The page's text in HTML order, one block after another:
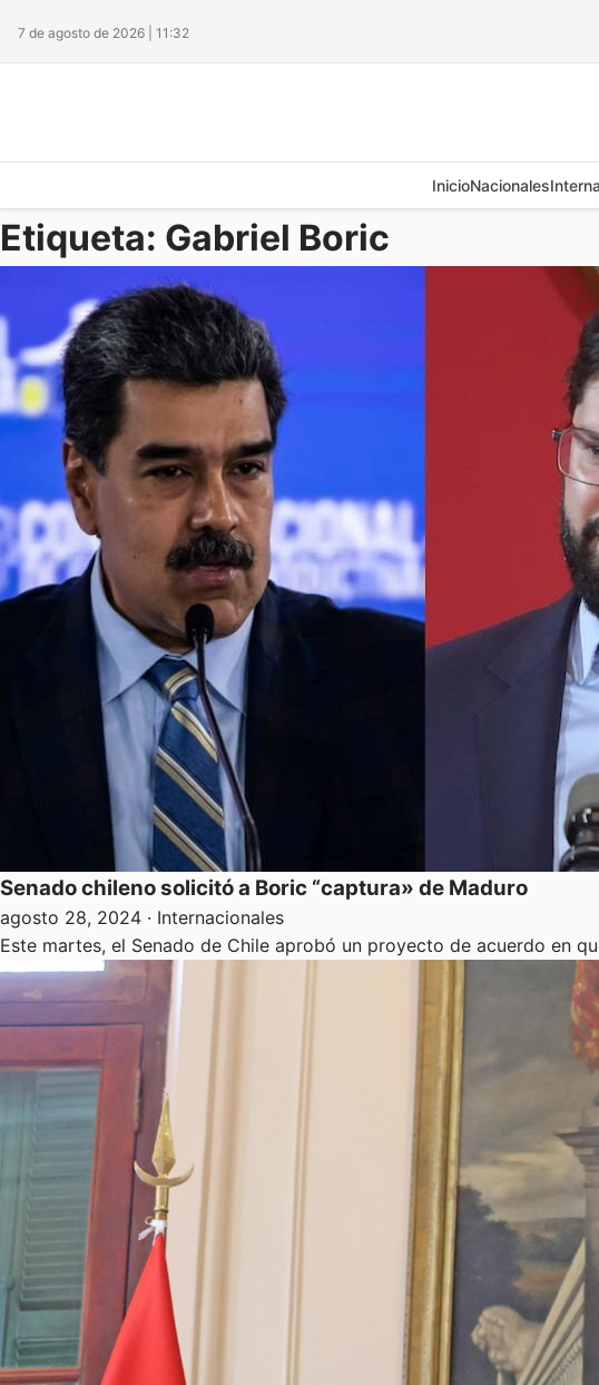
7 de agosto de 2026 | 11:32
InicioNacionales
Etiqueta: Gabriel Boric
Senado chileno solicitó a Boric “captura» de Maduro
agosto 28, 2024 · Internacionales
Este martes, el Senado de Chile aprobó un proyecto de acuerdo en